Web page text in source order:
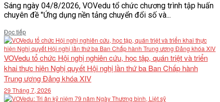
Sáng ngày 04/8/2026, VOVedu tổ chức chương trình tập huấn
chuyên đề "Ứng dụng nền tảng chuyển đổi số và...
Đọc tiếpDetails
VOVedu tổ chức Hội nghị nghiên cứu, học tập, quán triệt và triển
khai thực hiện Nghị quyết Hội nghị lần thứ ba Ban Chấp hành
Trung ương Đảng khóa XIV
29 Tháng 7, 2026